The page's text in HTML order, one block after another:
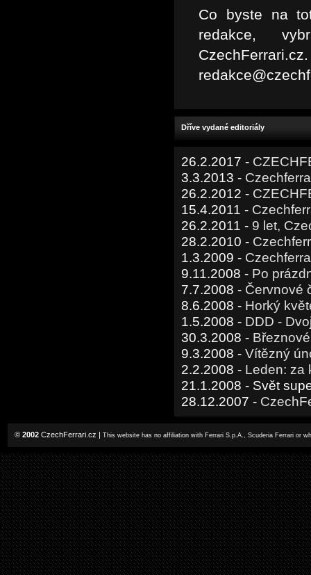
Co byste na
redakce,
Dříve vydané editoriály
26.2.2017 -
3.3.2013 -
26.2.2012 -
15.4.2011 -
26.2.2011 - 9 let,
28.2.2010 -
1.3.2009 -
9.11.2008 - Po
7.7.2008 - Červnové
8.6.2008 - Horký
1.5.2008 - DDD -
30.3.2008 -
9.3.2008 - Vítězný
2.2.2008 - Leden: za
21.1.2008 - Svět
28.12.2007 -
© 2002 CzechFerrari.cz | This website has no affiliation with Ferrari S.p.A., Scuderia Ferrari or